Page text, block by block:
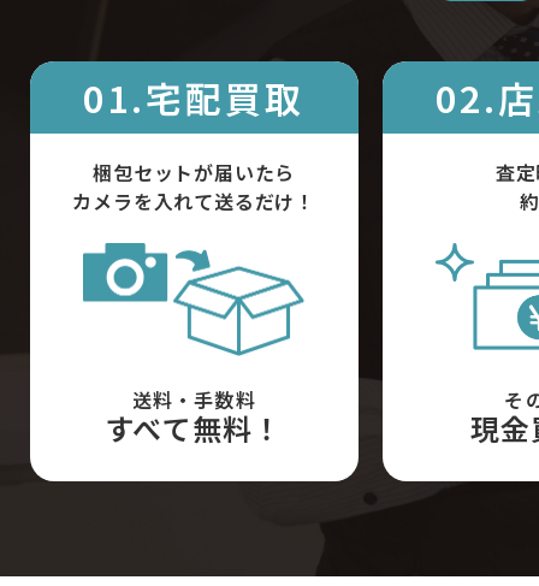
01.宅配買取
梱包セットが届いたら
カメラを入れて送るだけ！
送料・手数料
すべて無料！
02.
査
そ
現